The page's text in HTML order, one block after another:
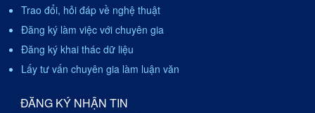
Trao đổi, hỏi đáp về nghệ thuật
Đăng ký làm việc với chuyên gia
Đăng ký khai thác dữ liệu
Lấy tư vấn chuyên gia làm luận văn
ĐĂNG KÝ NHẬN TIN